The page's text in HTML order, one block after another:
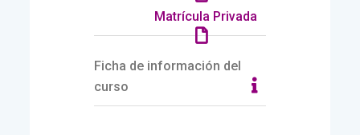
Matrícula Privada
Ficha de información del
curso